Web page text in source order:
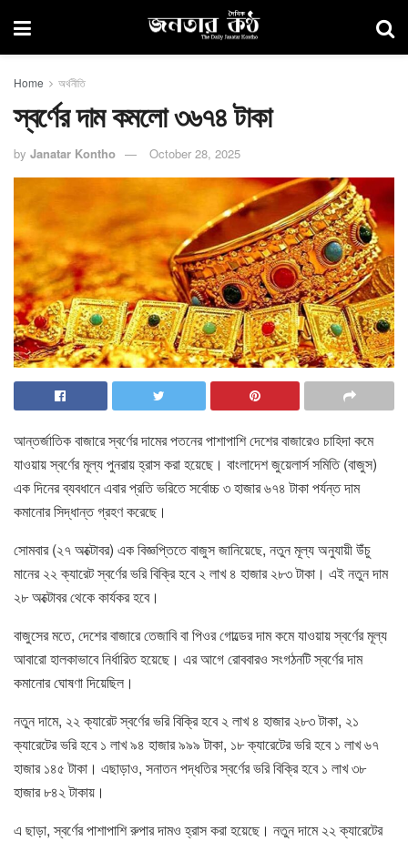
Home অর্থনীতি
স্বর্ণের দাম কমলো ৩৬৭৪ টাকা
by Janatar Kontho October 28, 2025
আন্তর্জাতিক বাজারে স্বর্ণের দামের পতনের পাশাপাশি দেশের বাজারেও চাহিদা কমে
যাওয়ায় স্বর্ণের মূল্য পুনরায় হ্রাস করা হয়েছে। বাংলাদেশ জুয়েলার্স সমিতি (বাজুস)
এক দিনের ব্যবধানে এবার প্রতি ভরিতে সর্বোচ্চ ৩ হাজার ৬৭৪ টাকা পর্যন্ত দাম
কমানোর সিদ্ধান্ত গ্রহণ করেছে।
সোমবার (২৭ অক্টোবর) এক বিজ্ঞপ্তিতে বাজুস জানিয়েছে, নতুন মূল্য অনুযায়ী উঁচু
মানের ২২ ক্যারেট স্বর্ণের ভরি বিক্রি হবে ২ লাখ ৪ হাজার ২৮৩ টাকা। এই নতুন দাম
২৮ অক্টোবর থেকে কার্যকর হবে।
বাজুসের মতে, দেশের বাজারে তেজাবি বা পিওর গোল্ডের দাম কমে যাওয়ায় স্বর্ণের মূল্য
আবারো হালকাভাবে নির্ধারিত হয়েছে। এর আগে রোববারও সংগঠনটি স্বর্ণের দাম
কমানোর ঘোষণা দিয়েছিল।
নতুন দামে, ২২ ক্যারেট স্বর্ণের ভরি বিক্রি হবে ২ লাখ ৪ হাজার ২৮৩ টাকা, ২১
ক্যারেটের ভরি হবে ১ লাখ ৯৪ হাজার ৯৯৯ টাকা, ১৮ ক্যারেটের ভরি হবে ১ লাখ ৬৭
হাজার ১৪৫ টাকা। এছাড়াও, সনাতন পদ্ধতির স্বর্ণের ভরি বিক্রি হবে ১ লাখ ৩৮
হাজার ৮৪২ টাকায়।
এ ছাড়া, স্বর্ণের পাশাপাশি রুপার দামও হ্রাস করা হয়েছে। নতুন দামে ২২ ক্যারেটের